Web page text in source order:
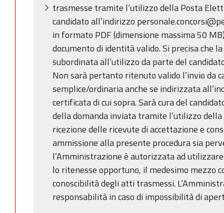
trasmesse tramite l’utilizzo della Posta
candidato all’indirizzo
in formato PDF (dimensione massima 50
documento di identità valido. Si precisa che
subordinata all’utilizzo da parte del
Non sarà pertanto ritenuto valido l’invio da
semplice/ordinaria anche se indirizzata
certificata di cui sopra. Sarà cura del
della domanda inviata tramite l’utilizzo
ricezione delle ricevute di accettazione e
ammissione alla presente procedura sia
l’Amministrazione è autorizzata ad
lo ritenesse opportuno, il medesimo mezzo
conoscibilità degli atti trasmessi.
responsabilità in caso di impossibilità di